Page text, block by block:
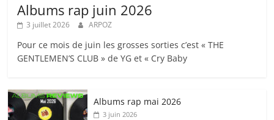
Albums rap juin 2026
3 juillet 2026 ARPOZ
Pour ce mois de juin les grosses sorties c’est « THE
GENTLEMEN’S CLUB » de YG et « Cry Baby
Albums rap mai 2026
3 juin 2026